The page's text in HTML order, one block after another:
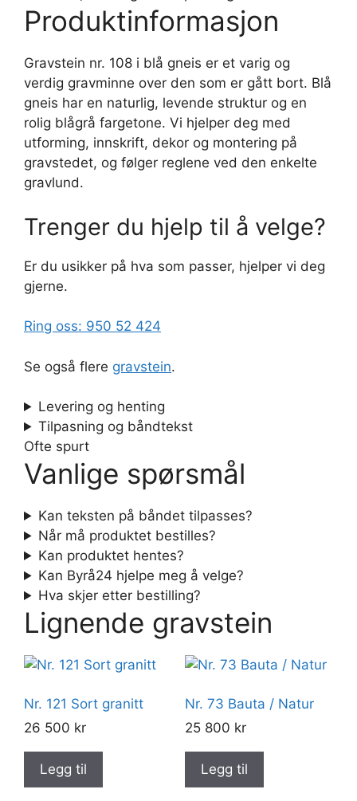
Produktinformasjon
Gravstein nr. 108 i blå gneis er et varig og
verdig gravminne over den som er gått bort. Blå
gneis har en naturlig, levende struktur og en
rolig blågrå fargetone. Vi hjelper deg med
utforming, innskrift, dekor og montering på
gravstedet, og følger reglene ved den enkelte
gravlund.
Trenger du hjelp til å velge?
Er du usikker på hva som passer, hjelper vi deg
gjerne.
Ring oss: 950 52 424
Se også flere gravstein.
Levering og henting
Tilpasning og båndtekst
Ofte spurt
Vanlige spørsmål
Kan teksten på båndet tilpasses?
Når må produktet bestilles?
Kan produktet hentes?
Kan Byrå24 hjelpe meg å velge?
Hva skjer etter bestilling?
Lignende gravstein
Nr. 121 Sort granitt
26 500 kr
Legg til
Nr. 73 Bauta / Natur
25 800 kr
Legg til